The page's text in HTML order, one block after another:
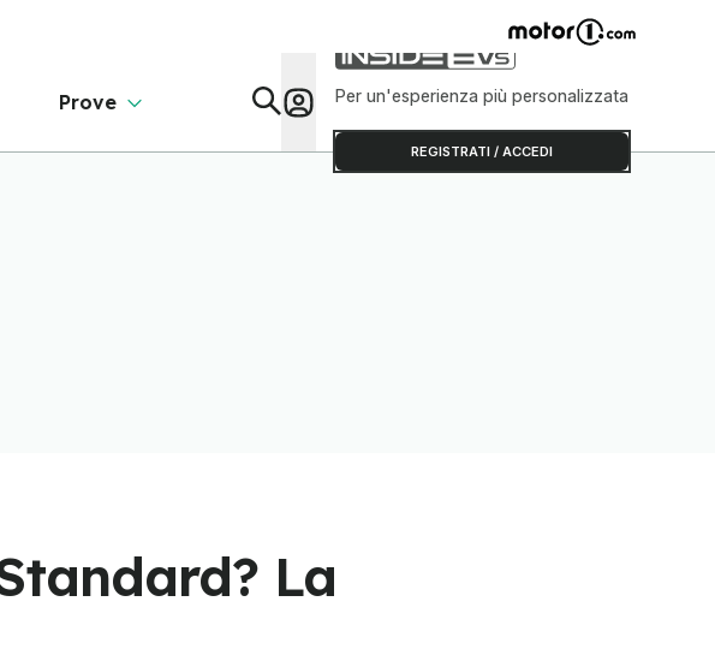
Prove Per un'esperienza più personalizzata
REGISTRATI / ACCEDI
La